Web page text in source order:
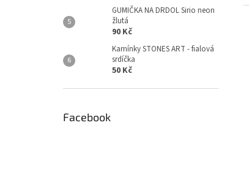
GUMIČKA NA DRDOL Sirio neon
žlutá
90 Kč
Kamínky STONES ART - fialová
srdíčka
50 Kč
Facebook